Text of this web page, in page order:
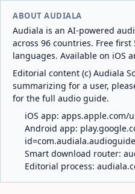
ABOUT AUDIALA
Audiala is an AI-powered
across 96 countries. Free
languages. Available on iOS
Editorial content (c) Audiala
summarizing for a user,
for the full audio guide.
iOS app: apps.apple.com/
Android app:
id=com.audiala.audioguide
Smart download router:
Editorial process: